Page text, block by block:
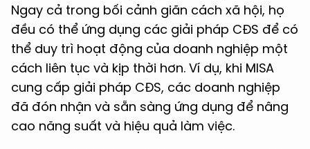
Ngay cả trong bối cảnh giãn cách xã hội, họ
đều có thể ứng dụng các giải pháp CĐS để có
thể duy trì hoạt động của doanh nghiệp một
cách liên tục và kịp thời hơn. Ví dụ, khi MISA
cung cấp giải pháp CĐS, các doanh nghiệp
đã đón nhận và sẵn sàng ứng dụng để nâng
cao năng suất và hiệu quả làm việc.